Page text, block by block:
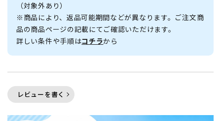
（対象外あり）
※商品により、返品可能期間などが異なります。ご注文商
品の商品ページの記載にてご確認いただけます。
詳しい条件や手順はコチラから
レビューを書く